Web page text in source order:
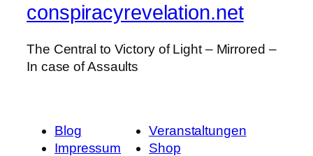
conspiracyrevelation.net
The Central to Victory of Light – Mirrored –
In case of Assaults
Blog
Impressum
Veranstaltungen
Shop